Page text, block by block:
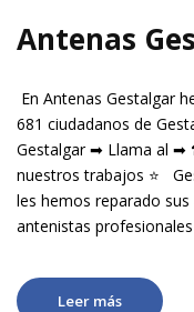
Antenas
En Antenas Gestalgar
681 ciudadanos de
Gestalgar ➡ Llama al ➡
nuestros trabajos ⭐
les hemos reparado
antenistas
Leer más